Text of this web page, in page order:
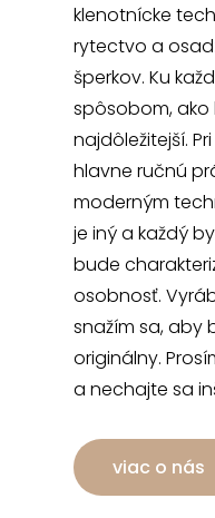
klenotnícke
rytectvo a
šperkov. Ku
spôsobom,
najdôležitejší.
hlavne ručnú
moderným
je iný a každý
bude
osobnosť.
snažím sa, aby
originálny.
a nechajte sa
viac o nás